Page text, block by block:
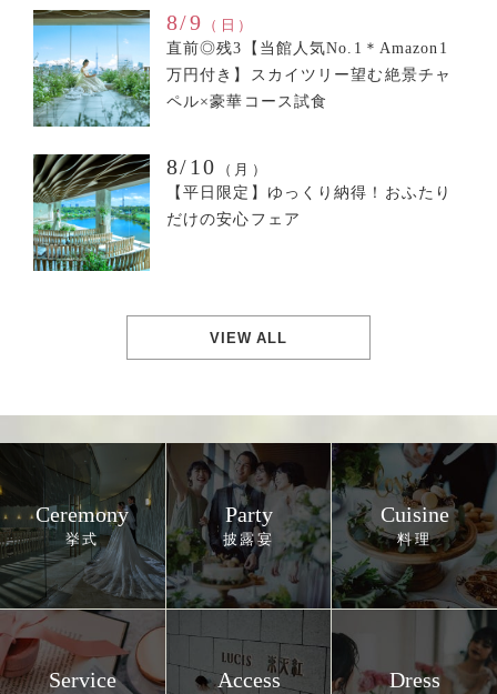
8/9
（日）
直前◎残3【当館人気No.1＊Amazon1
万円付き】スカイツリー望む絶景チャ
ペル×豪華コース試食
8/10
（月）
【平日限定】ゆっくり納得！おふたり
だけの安心フェア
VIEW ALL
Ceremony Party Cuisine
Service Access Dress